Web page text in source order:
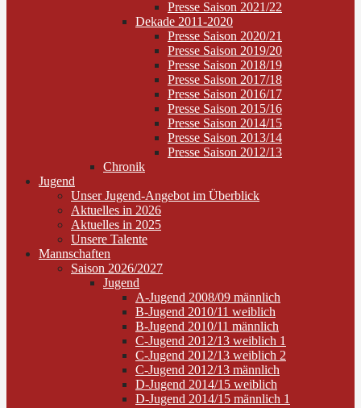
Presse Saison 2021/22
Dekade 2011-2020
Presse Saison 2020/21
Presse Saison 2019/20
Presse Saison 2018/19
Presse Saison 2017/18
Presse Saison 2016/17
Presse Saison 2015/16
Presse Saison 2014/15
Presse Saison 2013/14
Presse Saison 2012/13
Chronik
Jugend
Unser Jugend-Angebot im Überblick
Aktuelles in 2026
Aktuelles in 2025
Unsere Talente
Mannschaften
Saison 2026/2027
Jugend
A-Jugend 2008/09 männlich
B-Jugend 2010/11 weiblich
B-Jugend 2010/11 männlich
C-Jugend 2012/13 weiblich 1
C-Jugend 2012/13 weiblich 2
C-Jugend 2012/13 männlich
D-Jugend 2014/15 weiblich
D-Jugend 2014/15 männlich 1